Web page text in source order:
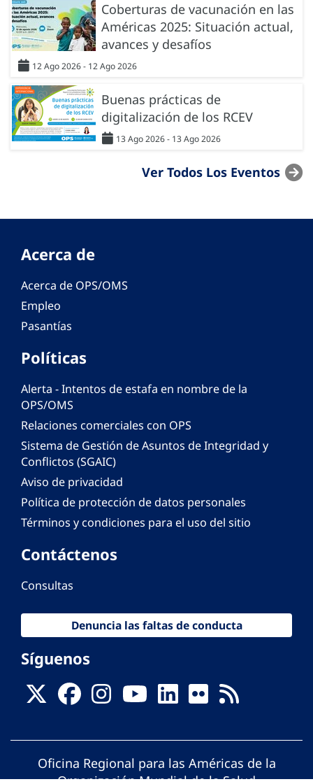
Coberturas de vacunación en las
Américas 2025: Situación actual,
avances y desafíos
12 Ago 2026 - 12 Ago 2026
Buenas prácticas de
digitalización de los RCEV
13 Ago 2026 - 13 Ago 2026
Ver Todos Los Eventos
Acerca de
Acerca de OPS/OMS
Empleo
Pasantías
Políticas
Alerta - Intentos de estafa en nombre de la
OPS/OMS
Relaciones comerciales con OPS
Sistema de Gestión de Asuntos de Integridad y
Conflictos (SGAIC)
Aviso de privacidad
Política de protección de datos personales
Términos y condiciones para el uso del sitio
Contáctenos
Consultas
Denuncia las faltas de conducta
Síguenos
Oficina Regional para las Américas de la